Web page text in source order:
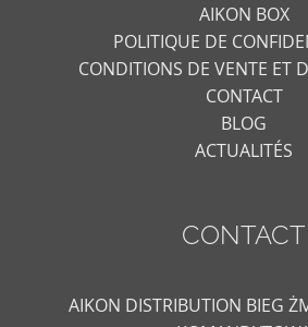
AIKON BOX
POLITIQUE DE
CONDITIONS DE VENTE ET
CONTACT
BLOG
ACTUALITÉS
CONTACT
AIKON DISTRIBUTION BIEG